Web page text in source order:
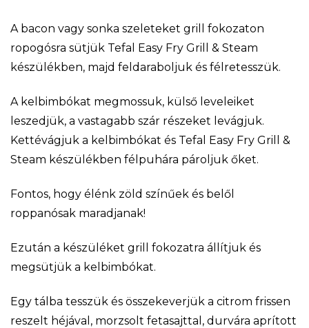
A bacon vagy sonka szeleteket grill fokozaton
ropogósra sütjük Tefal Easy Fry Grill & Steam
készülékben, majd feldaraboljuk és félretesszük.
A kelbimbókat megmossuk, külső leveleiket
leszedjük, a vastagabb szár részeket levágjuk.
Kettévágjuk a kelbimbókat és Tefal Easy Fry Grill &
Steam készülékben félpuhára pároljuk őket.
Fontos, hogy élénk zöld színűek és belől
roppanósak maradjanak!
Ezután a készüléket grill fokozatra állítjuk és
megsütjük a kelbimbókat.
Egy tálba tesszük és összekeverjük a citrom frissen
reszelt héjával, morzsolt fetasajttal, durvára aprított